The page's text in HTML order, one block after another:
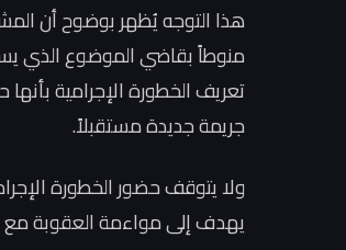
هذا التوجه يُظهر بوضوح أن
منوطاً بقاضي الموضوع الذي
تعريف الخطورة الإجرامية
جريمة جديدة مستقبلاً.
ولا يتوقف حضور الخطورة
يهدف إلى مواءمة العقوبة مع